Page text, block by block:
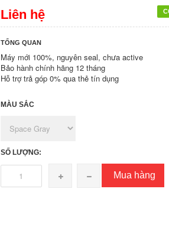
Liên hệ
TỔNG QUAN
Máy mới 100%, nguyên seal, chưa active
Bảo hành chính hãng 12 tháng
Hỗ trợ trả góp 0% qua thẻ tín dụng
MÀU SẮC
SỐ LƯỢNG:
Mua hàng